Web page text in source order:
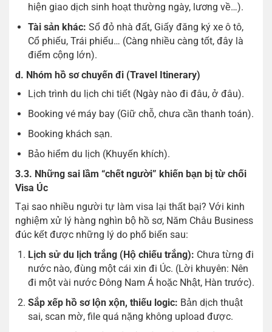
hiện giao dịch sinh hoạt thường ngày, lương về…).
Tài sản khác: Sổ đỏ nhà đất, Giấy đăng ký xe ô tô,
Cổ phiếu, Trái phiếu… (Càng nhiều càng tốt, đây là
điểm cộng lớn).
d. Nhóm hồ sơ chuyến đi (Travel Itinerary)
Lịch trình du lịch chi tiết (Ngày nào đi đâu, ở đâu).
Booking vé máy bay (Giữ chỗ, chưa cần thanh toán).
Booking khách sạn.
Bảo hiểm du lịch (Khuyến khích).
3.3. Những sai lầm “chết người” khiến bạn bị từ chối
Visa Úc
Tại sao nhiều người tự làm visa lại thất bại? Với kinh
nghiệm xử lý hàng nghìn bộ hồ sơ, Năm Châu Business
đúc kết được những lý do phổ biến sau:
Lịch sử du lịch trắng (Hộ chiếu trắng): Chưa từng đi
nước nào, đùng một cái xin đi Úc. (Lời khuyên: Nên
đi một vài nước Đông Nam Á hoặc Nhật, Hàn trước).
Sắp xếp hồ sơ lộn xộn, thiếu logic: Bản dịch thuật
sai, scan mờ, file quá nặng không upload được.